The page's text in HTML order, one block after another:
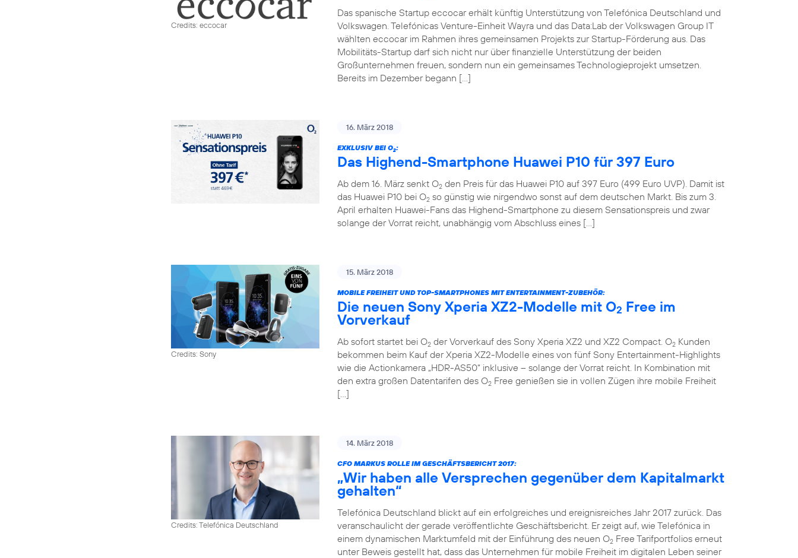
Credits: eccocar
Das spanische Startup eccocar erhält künftig Unterstützung von Telefónica Deutschland und
Volkswagen. Telefónicas Venture-Einheit Wayra und das Data:Lab der Volkswagen Group IT
wählten eccocar im Rahmen ihres gemeinsamen Projekts zur Startup-Förderung aus. Das
Mobilitäts-Startup darf sich nicht nur über finanzielle Unterstützung der beiden
Großunternehmen freuen, sondern nun ein gemeinsames Technologieprojekt umsetzen.
Bereits im Dezember begann […]
16. März 2018
EXKLUSIV BEI O2:
Das Highend-Smartphone Huawei P10 für 397 Euro
Ab dem 16. März senkt O2 den Preis für das Huawei P10 auf 397 Euro (499 Euro UVP). Damit ist
das Huawei P10 bei O2 so günstig wie nirgendwo sonst auf dem deutschen Markt. Bis zum 3.
April erhalten Huawei-Fans das Highend-Smartphone zu diesem Sensationspreis und zwar
solange der Vorrat reicht, unabhängig vom Abschluss eines […]
Credits: Sony
15. März 2018
MOBILE FREIHEIT UND TOP-SMARTPHONES MIT ENTERTAINMENT-ZUBEHÖR:
Die neuen Sony Xperia XZ2-Modelle mit O2 Free im
Vorverkauf
Ab sofort startet bei O2 der Vorverkauf des Sony Xperia XZ2 und XZ2 Compact. O2 Kunden
bekommen beim Kauf der Xperia XZ2-Modelle eines von fünf Sony Entertainment-Highlights
wie die Actionkamera „HDR-AS50“ inklusive – solange der Vorrat reicht. In Kombination mit
den extra großen Datentarifen des O2 Free genießen sie in vollen Zügen ihre mobile Freiheit
[…]
Credits: Telefónica Deutschland
14. März 2018
CFO MARKUS ROLLE IM GESCHÄFTSBERICHT 2017:
„Wir haben alle Versprechen gegenüber dem Kapitalmarkt
gehalten“
Telefónica Deutschland blickt auf ein erfolgreiches und ereignisreiches Jahr 2017 zurück. Das
veranschaulicht der gerade veröffentlichte Geschäftsbericht. Er zeigt auf, wie Telefónica in
einem dynamischen Marktumfeld mit der Einführung des neuen O2 Free Tarifportfolios erneut
unter Beweis gestellt hat, dass das Unternehmen für mobile Freiheit im digitalen Leben seiner